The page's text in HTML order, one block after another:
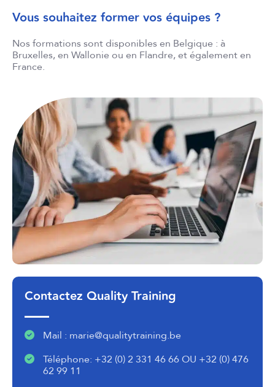
Vous souhaitez former vos équipes ?
Nos formations sont disponibles en Belgique : à
Bruxelles, en Wallonie ou en Flandre, et également en
France.
Contactez Quality Training
Mail : marie@qualitytraining.be
Téléphone: +32 (0) 2 331 46 66 OU +32 (0) 476
62 99 11